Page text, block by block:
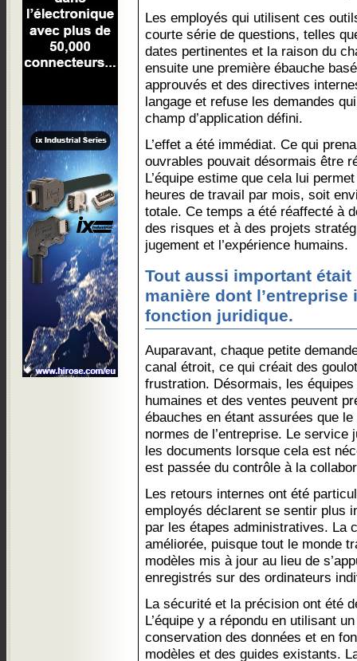
Les employés qui utilisent ces
courte série de questions, telles
dates pertinentes et la raison du
ensuite une première ébauche
approuvés et des directives
langage et refuse les demandes
champ d’application défini.
L’effet a été immédiat. Ce qui
ouvrables pouvait désormais être
L’équipe estime que cela lui
heures de travail par mois, soit
totale. Ce temps a été réaffecté à
des risques et à des projets
jugement et l’expérience humains.
Tout aussi important
manière dont
fonction juridique.
Auparavant, chaque petite
canal étroit, ce qui créait des
frustration. Désormais, les
humaines et des ventes peuvent
ébauches en étant assurées que
normes de l’entreprise. Le service
les documents lorsque cela est
est passée du contrôle à la
Les retours internes ont été
employés déclarent se sentir plus
par les étapes administratives. La
améliorée, puisque tout le monde
modèles mis à jour au lieu de
enregistrés sur des ordinateurs
La sécurité et la précision ont été
L’équipe y a répondu en utilisant
conservation des données et en
modèles et des guides existants.